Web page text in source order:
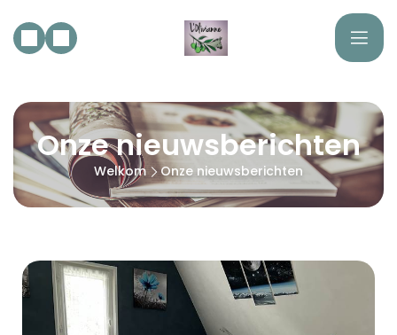
Onze nieuwsberichten
Welkom Onze nieuwsberichten